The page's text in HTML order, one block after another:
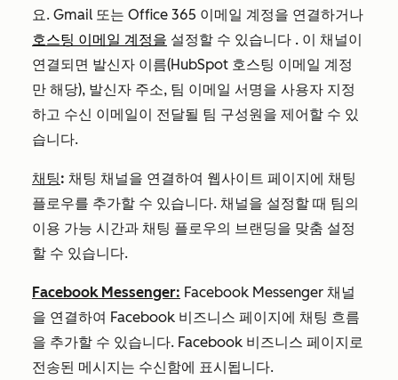
요. Gmail 또는 Office 365 이메일 계정을 연결하거나
호스팅 이메일 계정을 설정할 수 있습니다 . 이 채널이
연결되면 발신자 이름(HubSpot 호스팅 이메일 계정
만 해당), 발신자 주소, 팀 이메일 서명을 사용자 지정
하고 수신 이메일이 전달될 팀 구성원을 제어할 수 있
습니다.
채팅: 채팅 채널을 연결하여 웹사이트 페이지에 채팅
플로우를 추가할 수 있습니다. 채널을 설정할 때 팀의
이용 가능 시간과 채팅 플로우의 브랜딩을 맞춤 설정
할 수 있습니다.
Facebook Messenger: Facebook Messenger 채널
을 연결하여 Facebook 비즈니스 페이지에 채팅 흐름
을 추가할 수 있습니다. Facebook 비즈니스 페이지로
전송된 메시지는 수신함에 표시됩니다.